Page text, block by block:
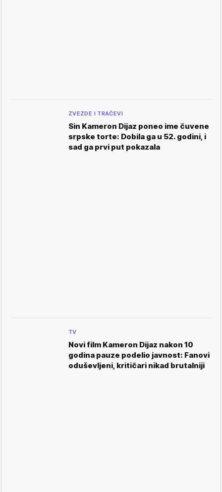
ZVEZDE I TRAČEVI
Sin Kameron Dijaz poneo ime čuvene
srpske torte: Dobila ga u 52. godini, i
sad ga prvi put pokazala
TV
Novi film Kameron Dijaz nakon 10
godina pauze podelio javnost: Fanovi
oduševljeni, kritičari nikad brutalniji